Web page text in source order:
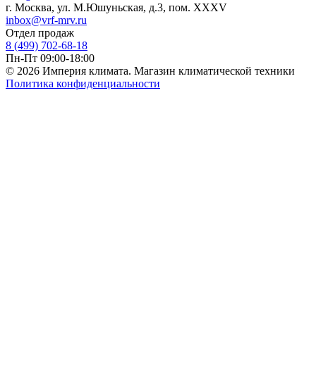
г. Москва, ул. М.Юшуньская, д.3, пом. XXXV
inbox@vrf-mrv.ru
Отдел продаж
8 (499) 702-68-18
Пн-Пт 09:00-18:00
© 2026 Империя климата. Магазин климатической техники
Политика конфиденциальности